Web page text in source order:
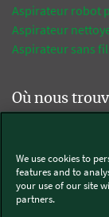
Aspirateur robot
Aspirateur
Aspirateur sans fil
Où nous
Atelier
Trouver un
Agences
We use cookies to
features and to
your use of our site
partners.